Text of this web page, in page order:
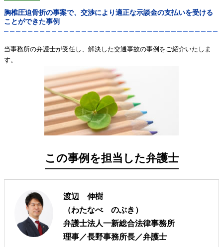
胸椎圧迫骨折の事案で、交渉により適正な示談金の支払いを受ける
ことができた事例
当事務所の弁護士が受任し、解決した交通事故の事例をご紹介いたしま
す。
この事例を担当した弁護士
渡辺 伸樹
（わたなべ のぶき）
弁護士法人一新総合法律事務所
理事／長野事務所長／弁護士